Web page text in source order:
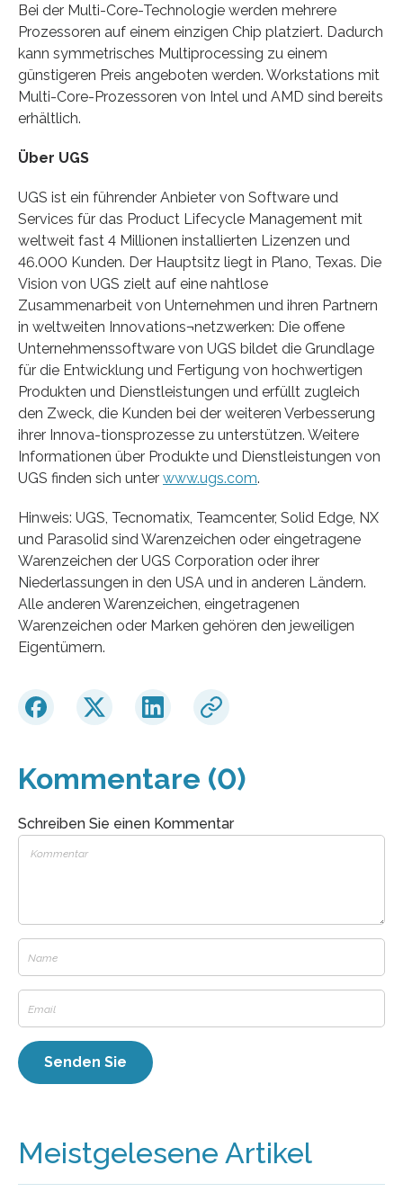
Bei der Multi-Core-Technologie werden mehrere
Prozessoren auf einem einzigen Chip platziert. Dadurch
kann symmetrisches Multiprocessing zu einem
günstigeren Preis angeboten werden. Workstations mit
Multi-Core-Prozessoren von Intel und AMD sind bereits
erhältlich.
Über UGS
UGS ist ein führender Anbieter von Software und
Services für das Product Lifecycle Management mit
weltweit fast 4 Millionen installierten Lizenzen und
46.000 Kunden. Der Hauptsitz liegt in Plano, Texas. Die
Vision von UGS zielt auf eine nahtlose
Zusammenarbeit von Unternehmen und ihren Partnern
in weltweiten Innovations¬netzwerken: Die offene
Unternehmenssoftware von UGS bildet die Grundlage
für die Entwicklung und Fertigung von hochwertigen
Produkten und Dienstleistungen und erfüllt zugleich
den Zweck, die Kunden bei der weiteren Verbesserung
ihrer Innova-tionsprozesse zu unterstützen. Weitere
Informationen über Produkte und Dienstleistungen von
UGS finden sich unter www.ugs.com.
Hinweis: UGS, Tecnomatix, Teamcenter, Solid Edge, NX
und Parasolid sind Warenzeichen oder eingetragene
Warenzeichen der UGS Corporation oder ihrer
Niederlassungen in den USA und in anderen Ländern.
Alle anderen Warenzeichen, eingetragenen
Warenzeichen oder Marken gehören den jeweiligen
Eigentümern.
Kommentare (0)
Schreiben Sie einen Kommentar
Meistgelesene Artikel